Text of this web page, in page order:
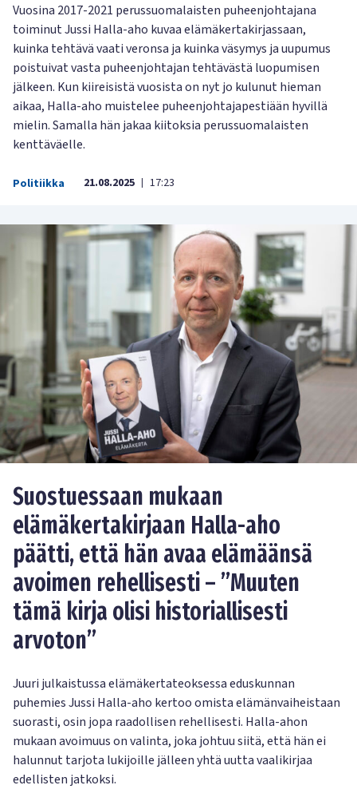
Vuosina 2017-2021 perussuomalaisten puheenjohtajana
toiminut Jussi Halla-aho kuvaa elämäkertakirjassaan,
kuinka tehtävä vaati veronsa ja kuinka väsymys ja uupumus
poistuivat vasta puheenjohtajan tehtävästä luopumisen
jälkeen. Kun kiireisistä vuosista on nyt jo kulunut hieman
aikaa, Halla-aho muistelee puheenjohtajapestiään hyvillä
mielin. Samalla hän jakaa kiitoksia perussuomalaisten
kenttäväelle.
Politiikka 21.08.2025 | 17:23
Suostuessaan mukaan
elämäkertakirjaan Halla-aho
päätti, että hän avaa elämäänsä
avoimen rehellisesti – ”Muuten
tämä kirja olisi historiallisesti
arvoton”
Juuri julkaistussa elämäkertateoksessa eduskunnan
puhemies Jussi Halla-aho kertoo omista elämänvaiheistaan
suorasti, osin jopa raadollisen rehellisesti. Halla-ahon
mukaan avoimuus on valinta, joka johtuu siitä, että hän ei
halunnut tarjota lukijoille jälleen yhtä uutta vaalikirjaa
edellisten jatkoksi.